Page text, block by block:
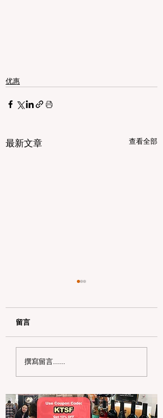
优惠
最新文章 查看全部
用 Clipper START 乘
留言
撰寫留言......